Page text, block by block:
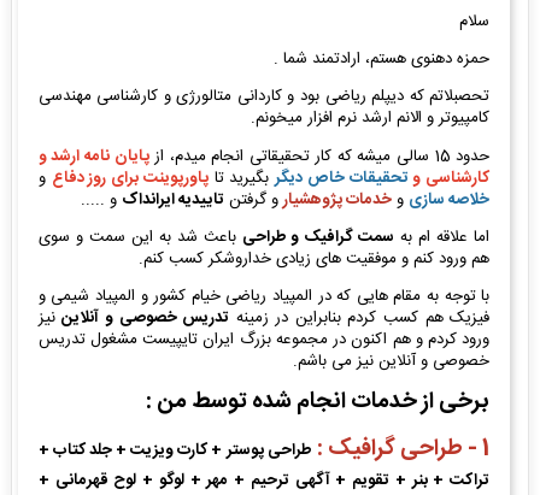
سلام
حمزه دهنوی هستم، ارادتمند شما .
تحصبلاتم که دیپلم ریاضی بود و کاردانی متالورژی و کارشناسی مهندسی
کامپیوتر و الانم ارشد نرم افزار میخونم.
حدود 15 سالی میشه که کار تحقیقاتی انجام میدم، از
پایان نامه ارشد و
کارشناسی وتحقیقات خاص دیگر بگیرید تاپاورپوینت برای روز دفاع و
خلاصه سازی و خدمات پژوهشیارو گرفتن تاییدیه ایرانداک و .....
اما علاقه ام به سمت گرافیک و طراحی باعث شد به این سمت و سوی
هم ورود کنم و موفقیت های زیادی خداروشکر کسب کنم.
با توجه به مقام هایی که در المپیاد ریاضی خیام کشور و المپیاد شیمی و
فیزیک هم کسب کردم بنابراین در زمینه تدریس خصوصی و آنلایننیز
ورود کردم و هم اکنون در مجموعه بزرگ ایران تایپیست مشغول تدریس
خصوصی و آنلاین نیز می باشم.
برخی از خدمات انجام شده توسط من :
1 - طراحی گرافیک :
طراحی پوستر + کارت ویزیت + جلد کتاب +
تراکت + بنر + تقویم + آگهی ترحیم + مهر + لوگو + لوح قهرمانی +